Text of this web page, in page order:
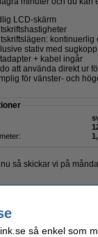
LCD-skärm
kontinuerlig
stativ med sugkopp
+ kabel ingår
att använda direkt ur
för vänster- och
så skickar vi på
123ink 12 ark
så enkel som